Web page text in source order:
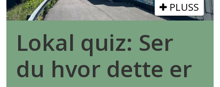
PLUSS
Lokal quiz: Ser
du hvor dette er